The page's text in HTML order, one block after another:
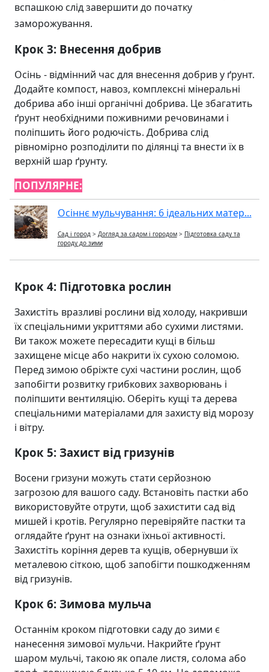
вспашкою слід завершити до початку
заморожування.
Крок 3: Внесення добрив
Осінь - відмінний час для внесення добрив у ґрунт.
Додайте компост, навоз, комплексні мінеральні
добрива або інші органічні добрива. Це збагатить
ґрунт необхідними поживними речовинами і
поліпшить його родючість. Добрива слід
рівномірно розподілити по ділянці та внести їх в
верхній шар ґрунту.
ПОПУЛЯРНЕ:
Осіннє мульчування: 6 ідеальних матер...
Сад і город > Догляд за садом і городом > Підготовка саду та
городу до зими
Крок 4: Підготовка рослин
Захистіть вразливі рослини від холоду, накривши
їх спеціальними укриттями або сухими листями.
Ви також можете пересадити кущі в більш
захищене місце або накрити їх сухою соломою.
Перед зимою обріжте сухі частини рослин, щоб
запобігти розвитку грибкових захворювань і
поліпшити вентиляцію. Оберіть кущі та дерева
спеціальними матеріалами для захисту від морозу
і вітру.
Крок 5: Захист від гризунів
Восени гризуни можуть стати серйозною
загрозою для вашого саду. Встановіть пастки або
використовуйте отрути, щоб захистити сад від
мишей і кротів. Регулярно перевіряйте пастки та
оглядайте ґрунт на ознаки їхньої активності.
Захистіть коріння дерев та кущів, обернувши їх
металевою сіткою, щоб запобігти пошкодженням
від гризунів.
Крок 6: Зимова мульча
Останнім кроком підготовки саду до зими є
нанесення зимової мульчи. Накрийте ґрунт
шаром мульчі, такою як опале листя, солома або